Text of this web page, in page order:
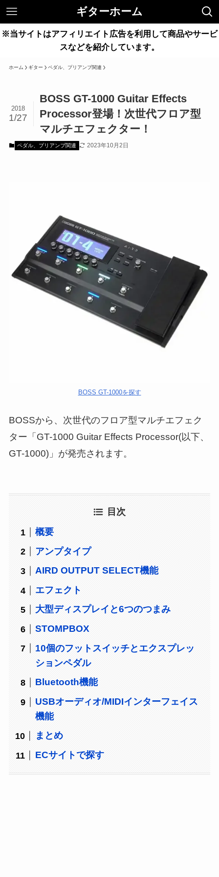
ギターホーム
※当サイトはアフィリエイト広告を利用して商品やサービ
スなどを紹介しています。
ホーム ギター ペダル、プリアンプ関連
BOSS GT-1000 Guitar Effects
Processor登場！次世代フロア型
マルチエフェクター！
2018
1/27
ペダル、プリアンプ関連 2023年10月2日
BOSS GT-1000を探す
BOSSから、次世代のフロア型マルチエフェク
ター「GT-1000 Guitar Effects Processor(以下、
GT-1000)」が発売されます。
目次
概要
アンプタイプ
AIRD OUTPUT SELECT機能
エフェクト
大型ディスプレイと6つのつまみ
STOMPBOX
10個のフットスイッチとエクスプレッ
ションペダル
Bluetooth機能
USBオーディオ/MIDIインターフェイス
機能
まとめ
ECサイトで探す